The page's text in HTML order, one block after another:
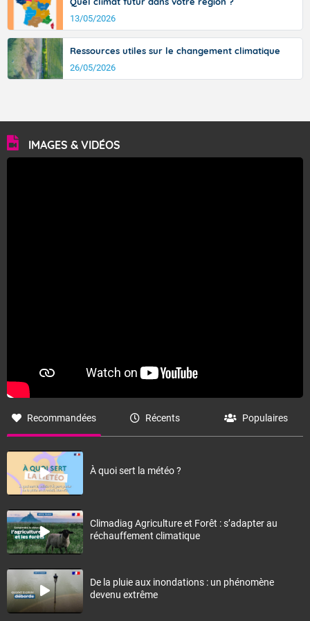
13/05/2026
Ressources utiles sur le changement climatique
26/05/2026
IMAGES & VIDÉOS
Recommandées Récents Populaires
À quoi sert la météo ?
Climadiag Agriculture et Forêt : s’adapter au
réchauffement climatique
De la pluie aux inondations : un phénomène
devenu extrême